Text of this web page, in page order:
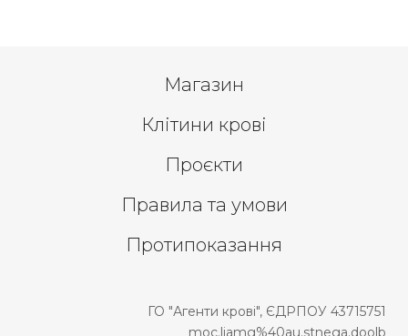
Магазин
Клітини крові
Проєкти
Правила та умови
Протипоказання
ГО "Агенти крові", ЄДРПОУ 43715751
moc.liamg%40au.stnega.doolb